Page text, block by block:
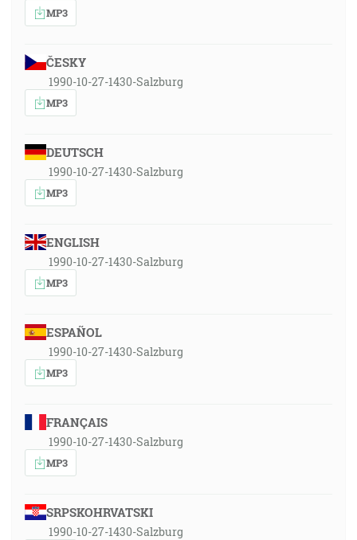
MP3
ČESKY
1990-10-27-1430-Salzburg
MP3
DEUTSCH
1990-10-27-1430-Salzburg
MP3
ENGLISH
1990-10-27-1430-Salzburg
MP3
ESPAÑOL
1990-10-27-1430-Salzburg
MP3
FRANÇAIS
1990-10-27-1430-Salzburg
MP3
SRPSKOHRVATSKI
1990-10-27-1430-Salzburg